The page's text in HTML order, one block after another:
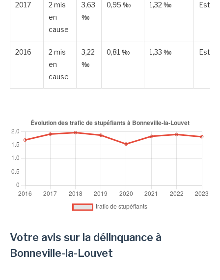
2017
2 mis
en
cause
3,63
‰
0,95 ‰ 1,32 ‰
2016
2 mis
en
cause
3,22
‰
0,81 ‰ 1,33 ‰
Votre avis sur la délinquance à
Bonneville-la-Louvet